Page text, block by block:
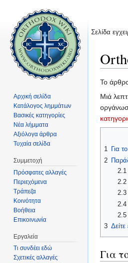
Το
Μιά
1 Για
2
2.1
2.2
2.3
2.4
2.5
3
Για
Σελίδα
Αρχική σελίδα
Κατάλογος λημμάτων
Βασικές κατηγορίες
Νέα λήμματα
Αξιόλογα άρθρα
Τυχαία σελίδα
Συμμετοχή
Πρόσφατες αλλαγές
Περιεχόμενα
Τράπεζα
Κοινότητα
Βοήθεια
Επικοινωνία
Εργαλεία
Τι συνδέει εδώ
Σχετικές αλλαγές